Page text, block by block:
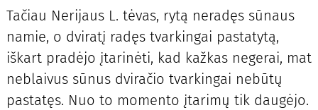
Tačiau Nerijaus L. tėvas, rytą neradęs sūnaus
namie, o dviratį radęs tvarkingai pastatytą,
iškart pradėjo įtarinėti, kad kažkas negerai, mat
neblaivus sūnus dviračio tvarkingai nebūtų
pastatęs. Nuo to momento įtarimų tik daugėjo.